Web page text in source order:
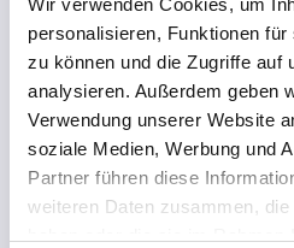
Wir verwenden Cookies, um
personalisieren, Funktionen
zu können und die Zugriffe auf
analysieren. Außerdem geben
Verwendung unserer Website
soziale Medien, Werbung und
Partner führen diese
weiteren Daten zusammen,